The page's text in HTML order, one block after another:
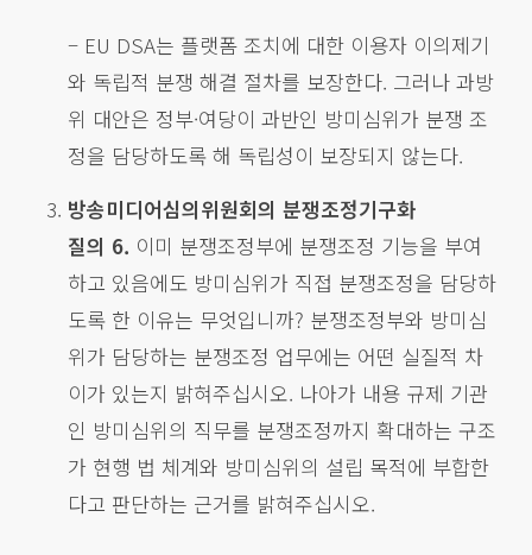
– EU DSA는 플랫폼 조치에 대한 이용자 이의제기
와 독립적 분쟁 해결 절차를 보장한다. 그러나 과방
위 대안은 정부·여당이 과반인 방미심위가 분쟁 조
정을 담당하도록 해 독립성이 보장되지 않는다.
방송미디어심의위원회의 분쟁조정기구화
질의 6. 이미 분쟁조정부에 분쟁조정 기능을 부여
하고 있음에도 방미심위가 직접 분쟁조정을 담당하
도록 한 이유는 무엇입니까? 분쟁조정부와 방미심
위가 담당하는 분쟁조정 업무에는 어떤 실질적 차
이가 있는지 밝혀주십시오. 나아가 내용 규제 기관
인 방미심위의 직무를 분쟁조정까지 확대하는 구조
가 현행 법 체계와 방미심위의 설립 목적에 부합한
다고 판단하는 근거를 밝혀주십시오.